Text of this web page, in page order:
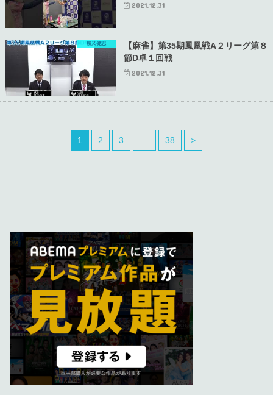
2021.12.31
勝又健志
【麻雀】第35期鳳凰戦A２リーグ第８
節D卓１回戦
2021.12.31
1 2 3 38 >